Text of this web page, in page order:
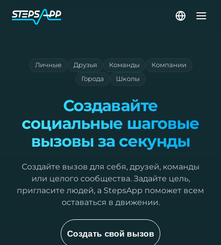
Личные Друзья Команды
Компании
Города
Школы
Создавайте
социальные шаговые
вызовы за секунды
Создайте вызов для себя, друзей, команды
или целого сообщества. Задайте цель,
пригласите людей, а StepsApp поможет всем
оставаться в движении.
Создать свой вызов